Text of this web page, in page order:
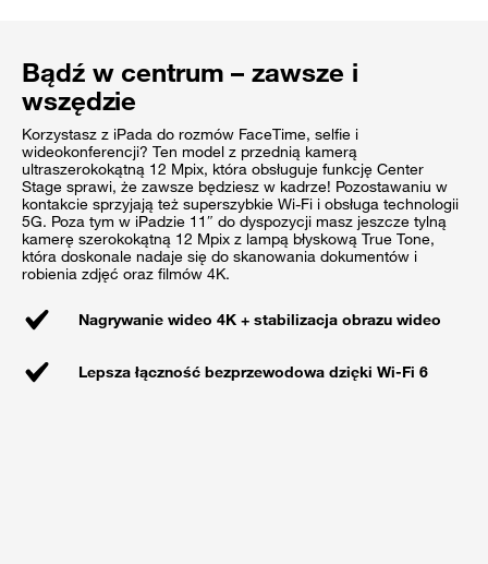
Bądź w centrum – zawsze i
wszędzie
Korzystasz z iPada do rozmów FaceTime, selfie i
wideokonferencji? Ten model z przednią kamerą
ultraszerokokątną 12 Mpix, która obsługuje funkcję Center
Stage sprawi, że zawsze będziesz w kadrze! Pozostawaniu w
kontakcie sprzyjają też superszybkie Wi-Fi i obsługa technologii
5G. Poza tym w iPadzie 11″ do dyspozycji masz jeszcze tylną
kamerę szerokokątną 12 Mpix z lampą błyskową True Tone,
która doskonale nadaje się do skanowania dokumentów i
robienia zdjęć oraz filmów 4K.
Nagrywanie wideo 4K + stabilizacja obrazu wideo
Lepsza łączność bezprzewodowa dzięki Wi-Fi 6